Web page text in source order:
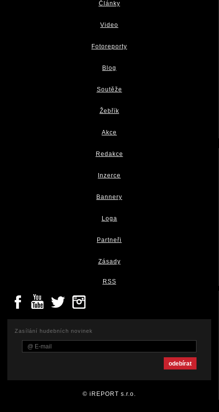
Články
Video
Fotoreporty
Blog
Soutěže
Žebřík
Akce
Redakce
Inzerce
Bannery
Loga
Partneři
Zásady
RSS
Zasílání hudebních novinek
© iREPORT s.r.o.